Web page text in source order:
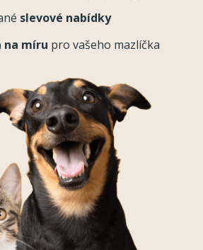
slevové nabídky
na míru pro vašeho mazlíčka